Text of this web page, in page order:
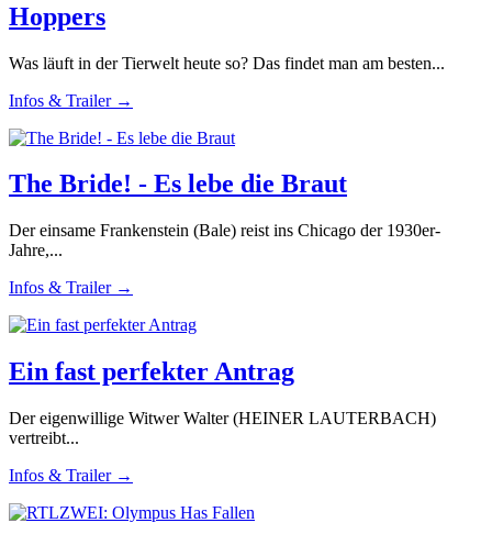
Hoppers
Was läuft in der Tierwelt heute so? Das findet man am besten...
Infos & Trailer →
The Bride! - Es lebe die Braut
Der einsame Frankenstein (Bale) reist ins Chicago der 1930er-
Jahre,...
Infos & Trailer →
Ein fast perfekter Antrag
Der eigenwillige Witwer Walter (HEINER LAUTERBACH)
vertreibt...
Infos & Trailer →